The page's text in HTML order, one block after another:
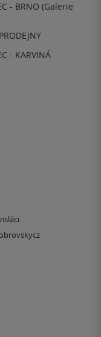
- BRNO (Galerie
- KARVINÁ